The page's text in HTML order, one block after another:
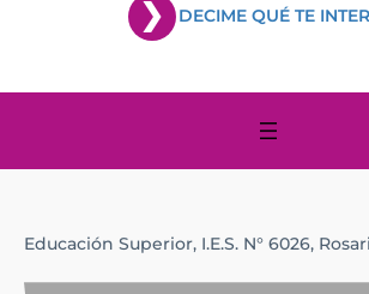
DECIME QUÉ TE
Educación Superior, I.E.S. N° 6026,